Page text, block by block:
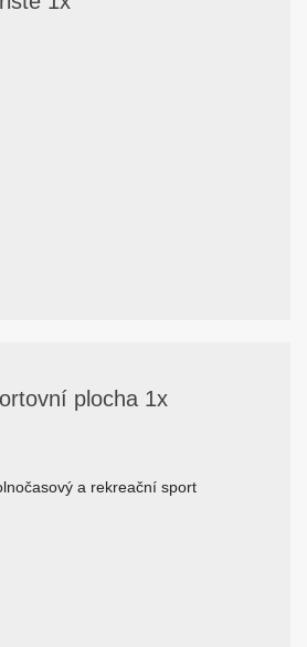
plocha 1x
a rekreační sport